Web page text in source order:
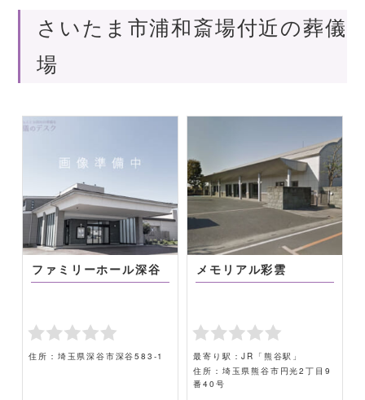
さいたま市浦和斎場付近の葬儀
場
ファミリーホール深谷
住所：埼玉県深谷市深谷583-1
メモリアル彩雲
最寄り駅：JR「熊谷駅」
住所：埼玉県熊谷市円光2丁目9
番40号